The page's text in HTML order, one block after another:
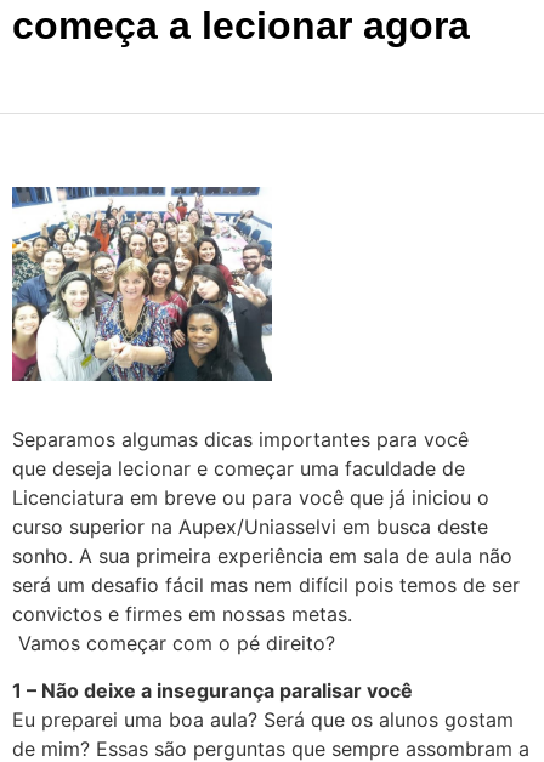
começa a lecionar agora
Separamos algumas dicas importantes para você
que deseja lecionar e começar uma faculdade de
Licenciatura em breve ou para você que já iniciou o
curso superior na Aupex/Uniasselvi em busca deste
sonho. A sua primeira experiência em sala de aula não
será um desafio fácil mas nem difícil pois temos de ser
convictos e firmes em nossas metas.
Vamos começar com o pé direito?
1 – Não deixe a insegurança paralisar você
Eu preparei uma boa aula? Será que os alunos gostam
de mim? Essas são perguntas que sempre assombram a